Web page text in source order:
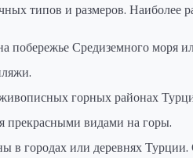
типов и размеров. Наиболее
побережье Средиземного моря
горных районах
прекрасными видами на горы.
в городах или деревнях